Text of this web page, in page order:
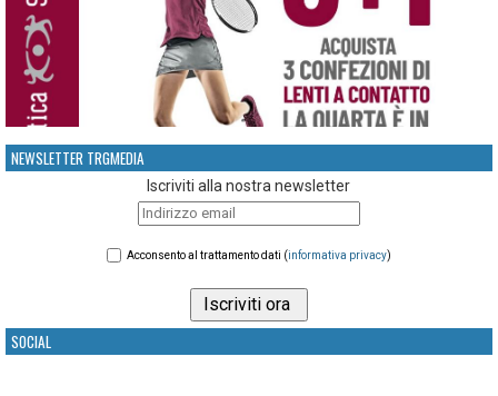
NEWSLETTER TRGMEDIA
Iscriviti alla nostra newsletter
Acconsento al trattamento dati (informativa privacy)
SOCIAL